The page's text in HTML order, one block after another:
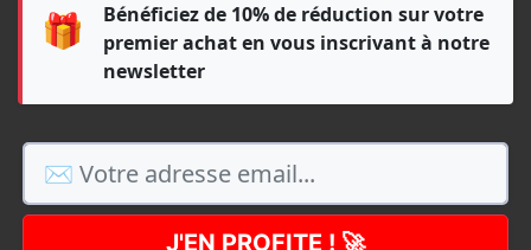
🎁
Bénéficiez de 10% de réduction sur votre
premier achat en vous inscrivant à notre
newsletter
J'EN PROFITE ! 🚀